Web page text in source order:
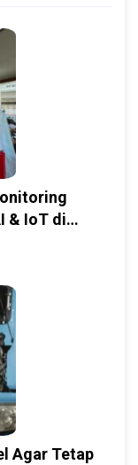
& IoT di
(IMOX)
Agar Tetap